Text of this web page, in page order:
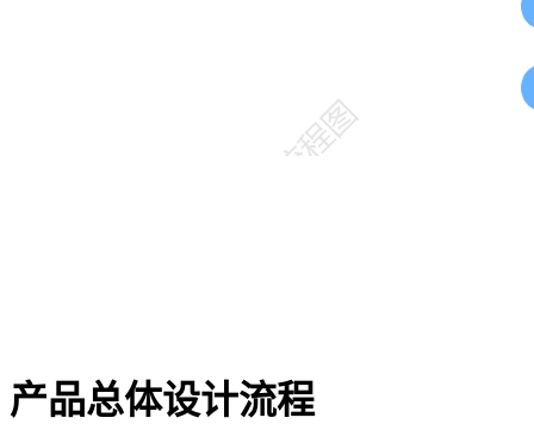
产品总体设计流程